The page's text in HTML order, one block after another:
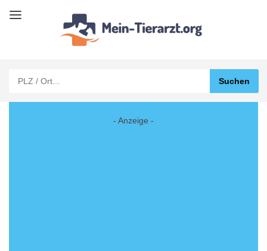
- Anzeige -